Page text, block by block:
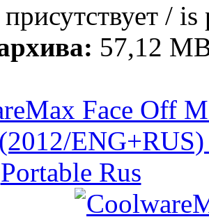
присутствует /
57,12